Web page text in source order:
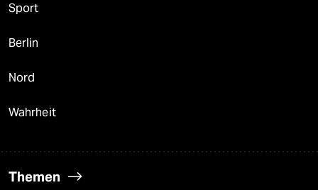
Sport
Berlin
Nord
Wahrheit
Themen